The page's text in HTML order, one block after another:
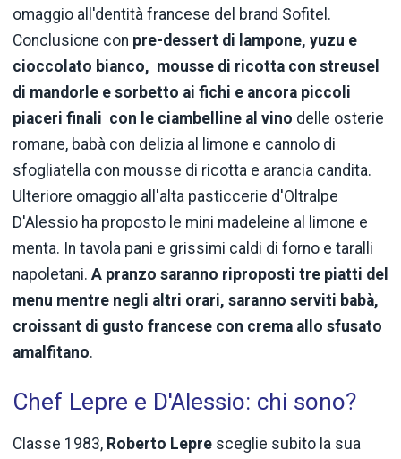
omaggio all'dentità francese del brand Sofitel.
Conclusione con pre-dessert di lampone, yuzu e
cioccolato bianco, mousse di ricotta con streusel
di mandorle e sorbetto ai fichi e ancora piccoli
piaceri finali con le ciambelline al vino delle osterie
romane, babà con delizia al limone e cannolo di
sfogliatella con mousse di ricotta e arancia candita.
Ulteriore omaggio all'alta pasticcerie d'Oltralpe
D'Alessio ha proposto le mini madeleine al limone e
menta. In tavola pani e grissimi caldi di forno e taralli
napoletani. A pranzo saranno riproposti tre piatti del
menu mentre negli altri orari, saranno serviti babà,
croissant di gusto francese con crema allo sfusato
amalfitano.
Chef Lepre e D'Alessio: chi sono?
Classe 1983, Roberto Lepre sceglie subito la sua